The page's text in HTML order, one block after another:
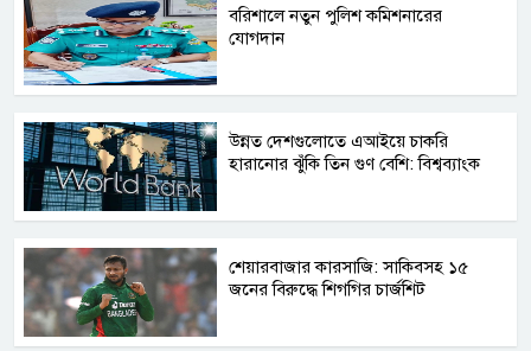
বরিশালে নতুন পুলিশ কমিশনারের
যোগদান
উন্নত দেশগুলোতে এআইয়ে চাকরি
হারানোর ঝুঁকি তিন গুণ বেশি: বিশ্বব্যাংক
শেয়ারবাজার কারসাজি: সাকিবসহ ১৫
জনের বিরুদ্ধে শিগগির চার্জশিট